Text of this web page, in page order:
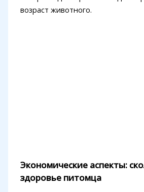
возраст животного.
Экономические аспекты:
здоровье питомца